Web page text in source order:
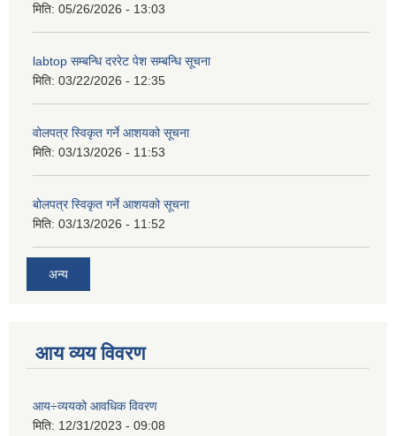
मिति: 05/26/2026 - 13:03
labtop सम्बन्धि दररेट पेश सम्बन्धि सूचना
मिति: 03/22/2026 - 12:35
वोलपत्र स्विकृत गर्ने आशयको सूचना
मिति: 03/13/2026 - 11:53
बोलपत्र स्विकृत गर्ने आशयको सूचना
मिति: 03/13/2026 - 11:52
अन्य
आय व्यय विवरण
आय÷व्ययको आवधिक विवरण
मिति: 12/31/2023 - 09:08